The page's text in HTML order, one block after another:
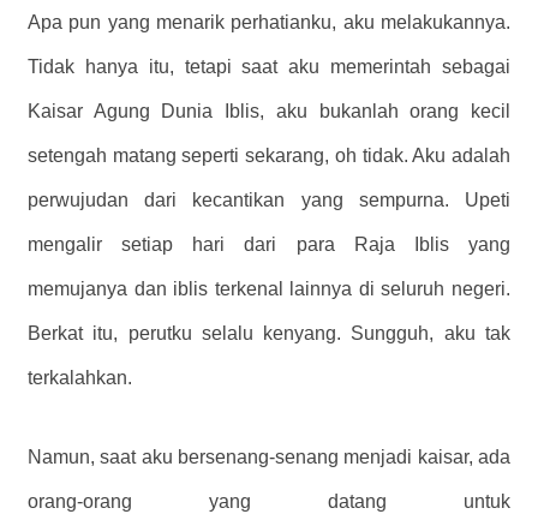
Apa pun yang menarik perhatianku, aku melakukannya.
Tidak hanya itu, tetapi saat aku memerintah sebagai
Kaisar Agung Dunia Iblis, aku bukanlah orang kecil
setengah matang seperti sekarang, oh tidak. Aku adalah
perwujudan dari kecantikan yang sempurna. Upeti
mengalir setiap hari dari para Raja Iblis yang
memujanya dan iblis terkenal lainnya di seluruh negeri.
Berkat itu, perutku selalu kenyang. Sungguh, aku tak
terkalahkan.
Namun, saat aku bersenang-senang menjadi kaisar, ada
orang-orang yang datang untuk